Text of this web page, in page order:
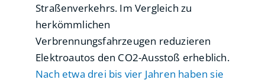
Straßenverkehrs. Im Vergleich zu
herkömmlichen
Verbrennungsfahrzeugen reduzieren
Elektroautos den CO2-Ausstoß erheblich.
Nach etwa drei bis vier Jahren haben sie